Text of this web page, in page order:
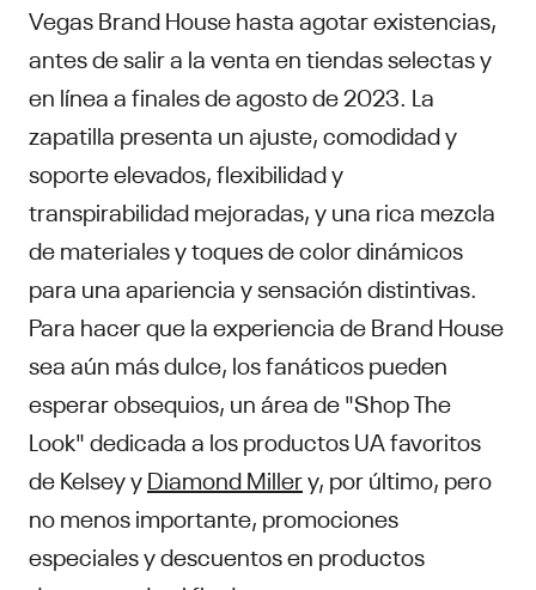
Vegas Brand House hasta agotar existencias,
antes de salir a la venta en tiendas selectas y
en línea a finales de agosto de 2023. La
zapatilla presenta un ajuste, comodidad y
soporte elevados, flexibilidad y
transpirabilidad mejoradas, y una rica mezcla
de materiales y toques de color dinámicos
para una apariencia y sensación distintivas.
Para hacer que la experiencia de Brand House
sea aún más dulce, los fanáticos pueden
esperar obsequios, un área de "Shop The
Look" dedicada a los productos UA favoritos
de Kelsey yDiamond Millery, por último, pero
no menos importante, promociones
especiales y descuentos en productos